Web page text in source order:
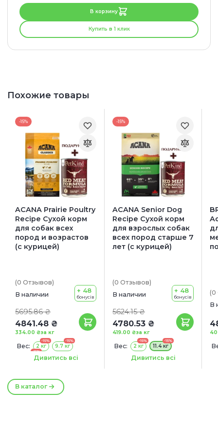
В корзину
Купить в 1 клик
Похожие товары
В каталог
-15%
ACANA Prairie Poultry
Recipe Сухой корм
для собак всех
пород и возрастов
(с курицей)
(0 Отзывов)
В наличии
5695.86 ₴
4841.48 ₴
за кг
334.00 ₴
+ 48
бонусів
Вес:
-15%
2 кг
-15%
9.7 кг
-15%
14.5 кгДивитись всі
-15%
ACANA Senior Dog
Recipe Сухой корм
для взрослых собак
всех пород старше 7
лет (с курицей)
(0 Отзывов)
В наличии
5624.15 ₴
4780.53 ₴
за кг
419.00 ₴
+ 48
бонусів
Вес:
-15%
2 кг
-15%
11.4 кг
Акция:Дивитись всі
(0
В